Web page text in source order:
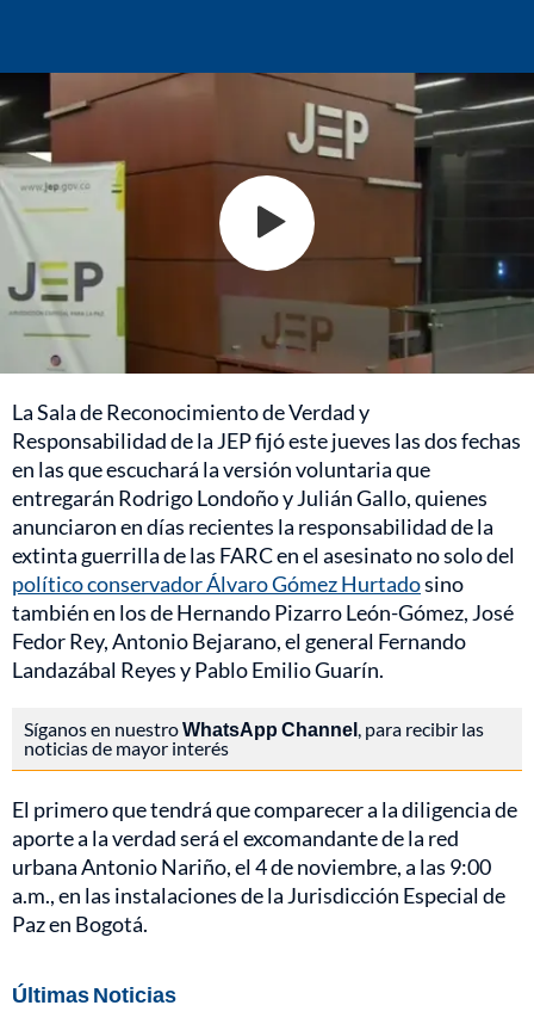
La Sala de Reconocimiento de Verdad y
Responsabilidad de la JEP fijó este jueves las dos fechas
en las que escuchará la versión voluntaria que
entregarán Rodrigo Londoño y Julián Gallo, quienes
anunciaron en días recientes la responsabilidad de la
extinta guerrilla de las FARC en el asesinato no solo del
político conservador Álvaro Gómez Hurtadosino
también en los de Hernando Pizarro León-Gómez, José
Fedor Rey, Antonio Bejarano, el general Fernando
Landazábal Reyes y Pablo Emilio Guarín.
Síganos en nuestroWhatsApp Channel , para recibir las
noticias de mayor interés
El primero que tendrá que comparecer a la diligencia de
aporte a la verdad será el excomandante de la red
urbana Antonio Nariño, el 4 de noviembre, a las 9:00
a.m., en las instalaciones de la Jurisdicción Especial de
Paz en Bogotá.
Últimas Noticias